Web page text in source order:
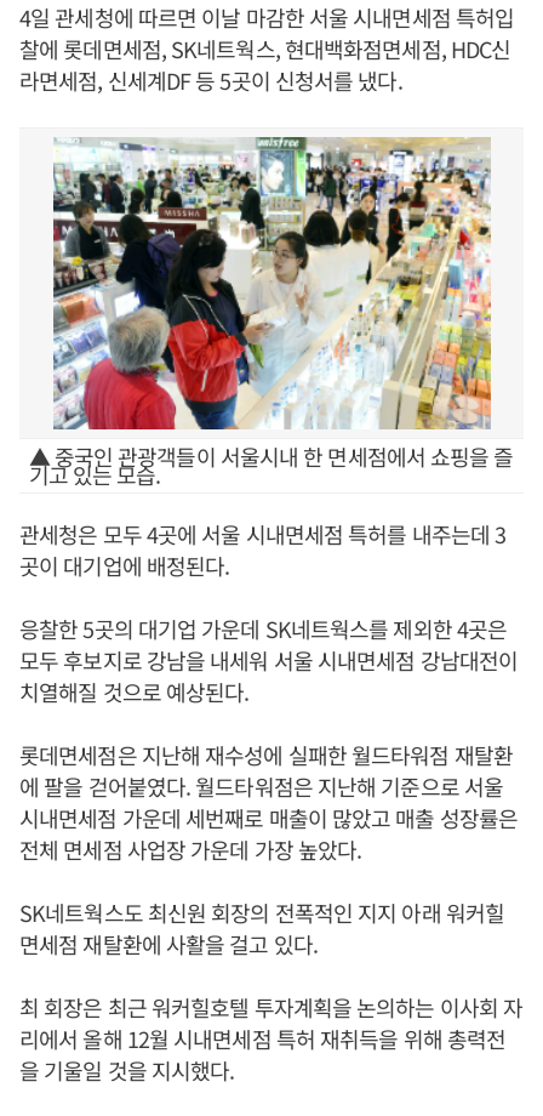
4일 관세청에 따르면 이날 마감한 서울 시내면세점 특허입
찰에 롯데면세점, SK네트웍스, 현대백화점면세점, HDC신
라면세점, 신세계DF 등 5곳이 신청서를 냈다.
▲ 중국인 관광객들이 서울시내 한 면세점에서 쇼핑을 즐
기고 있는 모습.
관세청은 모두 4곳에 서울 시내면세점 특허를 내주는데 3
곳이 대기업에 배정된다.
응찰한 5곳의 대기업 가운데 SK네트웍스를 제외한 4곳은
모두 후보지로 강남을 내세워 서울 시내면세점 강남대전이
치열해질 것으로 예상된다.
롯데면세점은 지난해 재수성에 실패한 월드타워점 재탈환
에 팔을 걷어붙였다. 월드타워점은 지난해 기준으로 서울
시내면세점 가운데 세번째로 매출이 많았고 매출 성장률은
전체 면세점 사업장 가운데 가장 높았다.
SK네트웍스도 최신원 회장의 전폭적인 지지 아래 워커힐
면세점 재탈환에 사활을 걸고 있다.
최 회장은 최근 워커힐호텔 투자계획을 논의하는 이사회 자
리에서 올해 12월 시내면세점 특허 재취득을 위해 총력전
을 기울일 것을 지시했다.